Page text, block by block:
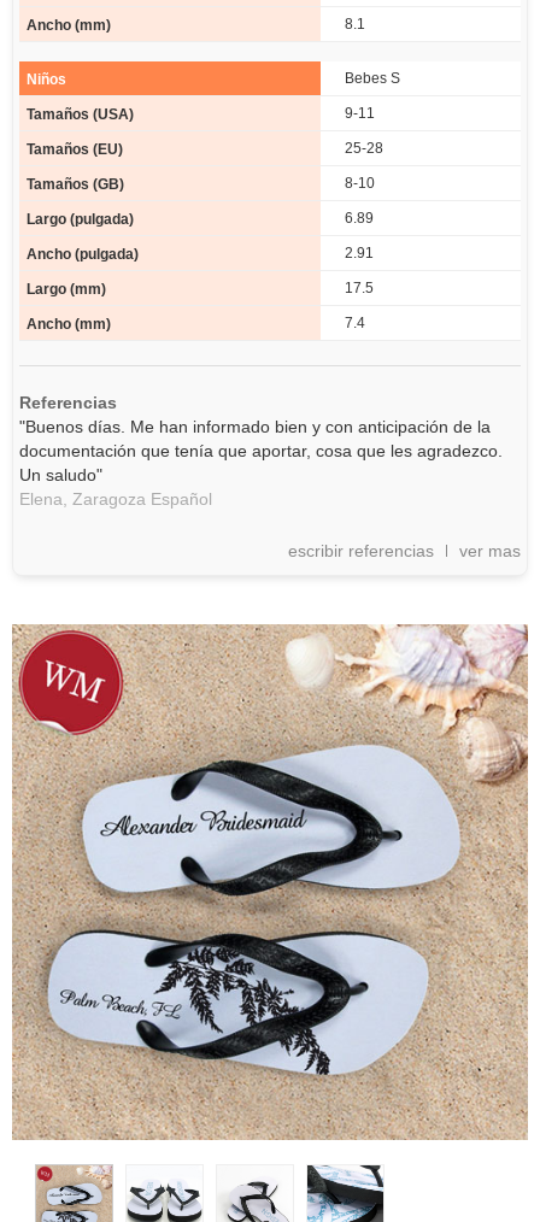
8.1
Bebes S
9-11
25-28
8-10
6.89
2.91
17.5
7.4
Referencias
"Buenos días. Me han informado bien y con anticipación de la
documentación que tenía que aportar, cosa que les agradezco.
Un saludo"
Elena,
Zaragoza Español
escribir referencias ver mas